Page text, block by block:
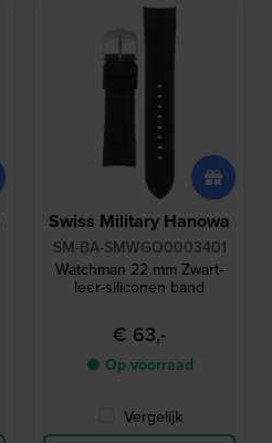
Swiss Military Hanowa
SM-BA-SMWGO0003401
Watchman 22 mm Zwart-
leer-siliconen band
€ 63,-
● Op voorraad
Vergelijk